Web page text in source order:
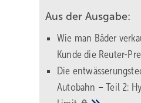
Aus der Ausgabe:
Wie man Bäder
Kunde die Reuter-
Die
Autobahn – Teil 2: